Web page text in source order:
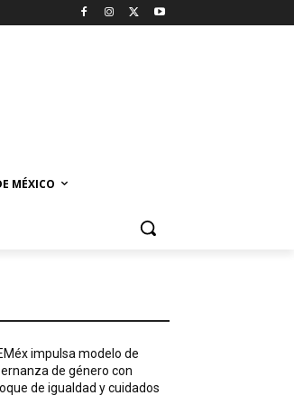
MÉXICO
impulsa modelo de
de género con
de igualdad y cuidados